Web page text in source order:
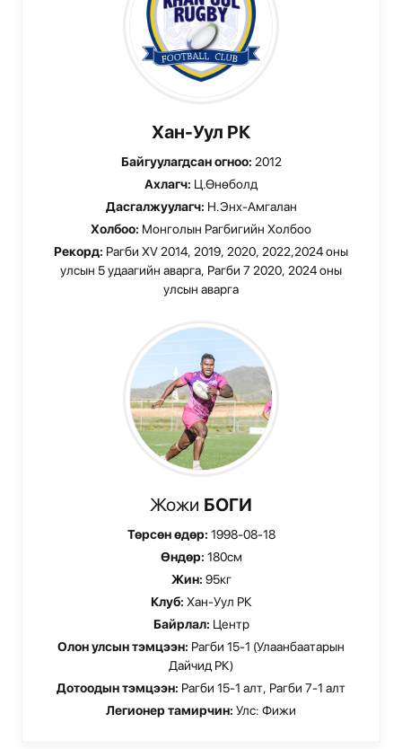
Хан-Уул РК
Байгуулагдсан огноо: 2012
Ахлагч: Ц.Өнөболд
Дасгалжуулагч: Н.Энх-Амгалан
Холбоо: Монголын Рагбигийн Холбоо
Рекорд: Рагби XV 2014, 2019, 2020, 2022,2024 оны
улсын 5 удаагийн аварга, Рагби 7 2020, 2024 оны
улсын аварга
Жожи БОГИ
Төрсөн өдөр: 1998-08-18
Өндөр: 180см
Жин: 95кг
Клуб: Хан-Уул РК
Байрлал: Центр
Олон улсын тэмцээн: Рагби 15-1 (Улаанбаатарын
Дайчид РК)
Дотоодын тэмцээн: Рагби 15-1 алт, Рагби 7-1 алт
Легионер тамирчин: Улс: Фижи